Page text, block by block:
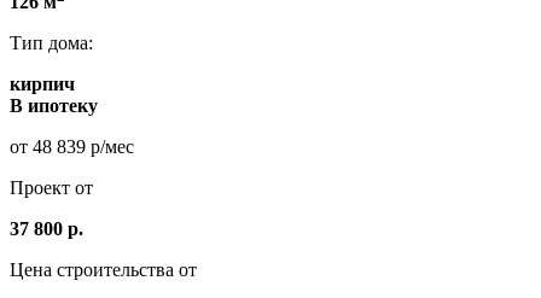
Тип дома:
кирпич
В ипотеку
от 48 839 р/мес
Проект от
37 800 р.
Цена строительства от